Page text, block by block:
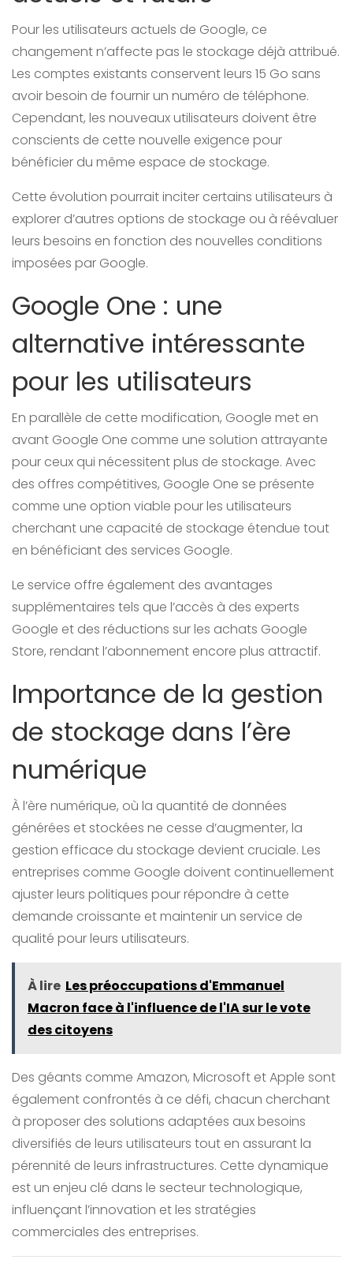
Pour les utilisateurs actuels de Google, ce
changement n’affecte pas le stockage déjà attribué.
Les comptes existants conservent leurs 15 Go sans
avoir besoin de fournir un numéro de téléphone.
Cependant, les nouveaux utilisateurs doivent être
conscients de cette nouvelle exigence pour
bénéficier du même espace de stockage.
Cette évolution pourrait inciter certains utilisateurs à
explorer d’autres options de stockage ou à réévaluer
leurs besoins en fonction des nouvelles conditions
imposées par Google.
Google One : une
alternative intéressante
pour les utilisateurs
En parallèle de cette modification, Google met en
avant Google One comme une solution attrayante
pour ceux qui nécessitent plus de stockage. Avec
des offres compétitives, Google One se présente
comme une option viable pour les utilisateurs
cherchant une capacité de stockage étendue tout
en bénéficiant des services Google.
Le service offre également des avantages
supplémentaires tels que l’accès à des experts
Google et des réductions sur les achats Google
Store, rendant l’abonnement encore plus attractif.
Importance de la gestion
de stockage dans l’ère
numérique
À l’ère numérique, où la quantité de données
générées et stockées ne cesse d’augmenter, la
gestion efficace du stockage devient cruciale. Les
entreprises comme Google doivent continuellement
ajuster leurs politiques pour répondre à cette
demande croissante et maintenir un service de
qualité pour leurs utilisateurs.
À lire Les préoccupations d'Emmanuel
Macron face à l'influence de l'IA sur le vote
des citoyens
Des géants comme Amazon, Microsoft et Apple sont
également confrontés à ce défi, chacun cherchant
à proposer des solutions adaptées aux besoins
diversifiés de leurs utilisateurs tout en assurant la
pérennité de leurs infrastructures. Cette dynamique
est un enjeu clé dans le secteur technologique,
influençant l’innovation et les stratégies
commerciales des entreprises.